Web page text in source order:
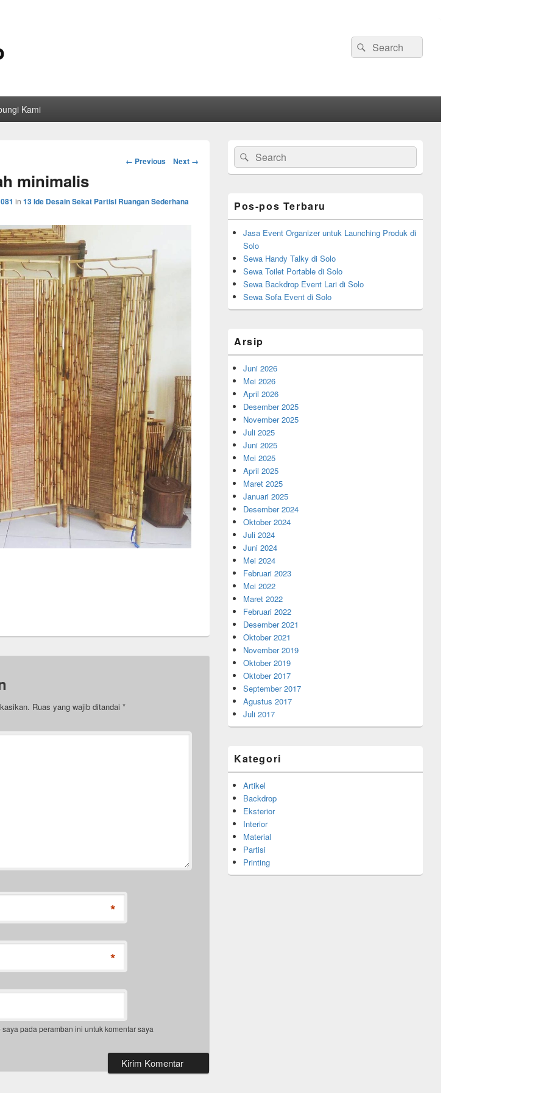
Search
for:
Search
Kami
Image
← Previous Next →
minimalis
in 13 Ide Desain Sekat Partisi Ruangan Sederhana
Ruas yang wajib ditandai *
*
*
pada peramban ini untuk komentar saya
Primary
Sidebar
Widget
Area
Search
for:
Search
Pos-pos Terbaru
Jasa Event Organizer untuk Launching Produk di
Solo
Sewa Handy Talky di Solo
Sewa Toilet Portable di Solo
Sewa Backdrop Event Lari di Solo
Sewa Sofa Event di Solo
Arsip
Juni 2026
Mei 2026
April 2026
Desember 2025
November 2025
Juli 2025
Juni 2025
Mei 2025
April 2025
Maret 2025
Januari 2025
Desember 2024
Oktober 2024
Juli 2024
Juni 2024
Mei 2024
Februari 2023
Mei 2022
Maret 2022
Februari 2022
Desember 2021
Oktober 2021
November 2019
Oktober 2019
Oktober 2017
September 2017
Agustus 2017
Juli 2017
Kategori
Artikel
Backdrop
Eksterior
Interior
Material
Partisi
Printing